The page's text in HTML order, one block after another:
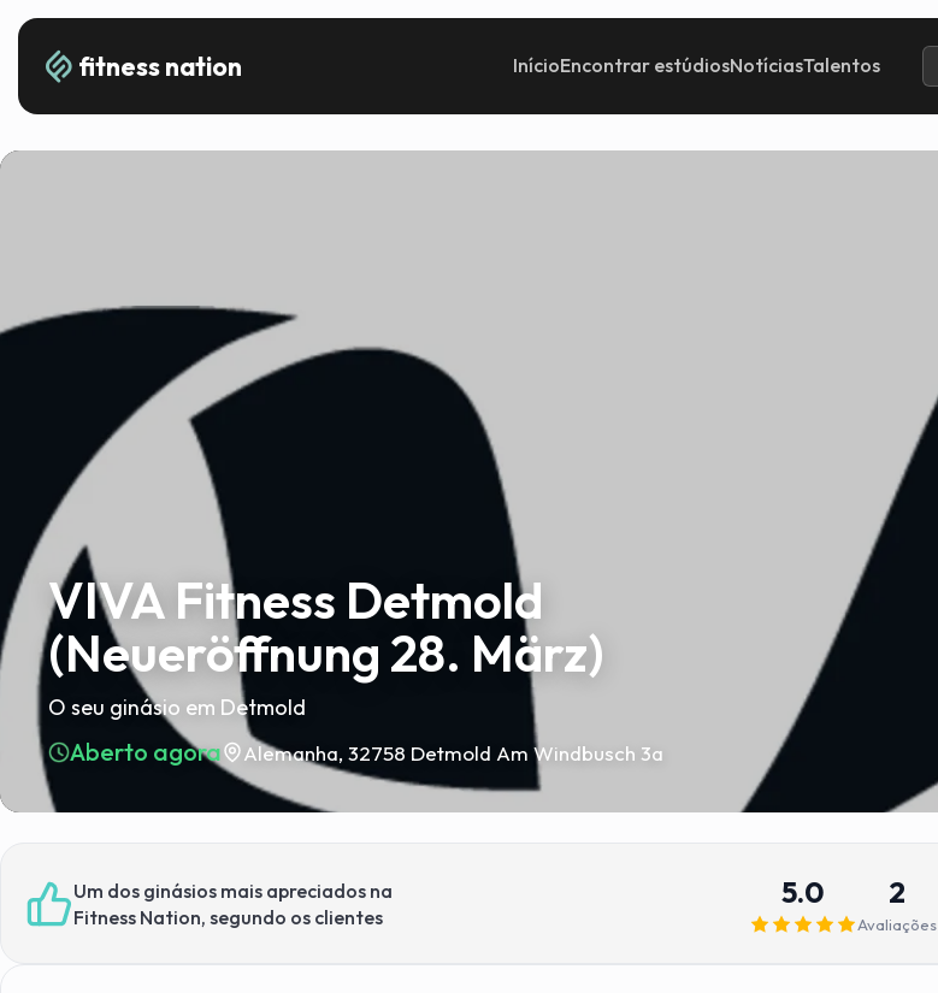
fitness nation InícioEncontrar estúdiosNotíciasTalentos
VIVA Fitness Detmold
(Neueröffnung 28. März)
O seu ginásio em Detmold
Aberto agora Alemanha, 32758 Detmold Am Windbusch 3a
Um dos ginásios mais apreciados na
Fitness Nation, segundo os clientes
5.0 2
Avaliações